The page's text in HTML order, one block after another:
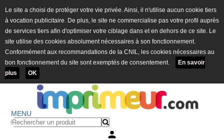
Le site a choisi de protéger votre vie privée. Ainsi, il n'utilise aucun cookie tiers
à vocation publicitaire. De plus, le site ne commercialise pas votre profil auprès
de services tiers afin d'optimiser votre ciblage dans et en dehors de ce site. Le
site utilise des cookies absolument nécessaires à son fonctionnement.
Conformément aux recommandations de la CNIL, les cookies nécessaires au
bon fonctionnement du site sont exemptés de consentement.
En savoir
plus
OK
MENU